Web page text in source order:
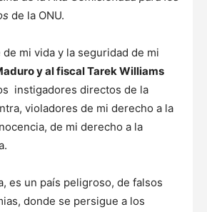
de la ONU.
mi vida y la seguridad de mi
y al fiscal Tarek Williams
instigadores directos de la
violadores de mi derecho a la
de mi derecho a la
es un país peligroso, de falsos
donde se persigue a los